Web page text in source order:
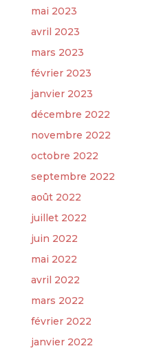
mai 2023
avril 2023
mars 2023
février 2023
janvier 2023
décembre 2022
novembre 2022
octobre 2022
septembre 2022
août 2022
juillet 2022
juin 2022
mai 2022
avril 2022
mars 2022
février 2022
janvier 2022